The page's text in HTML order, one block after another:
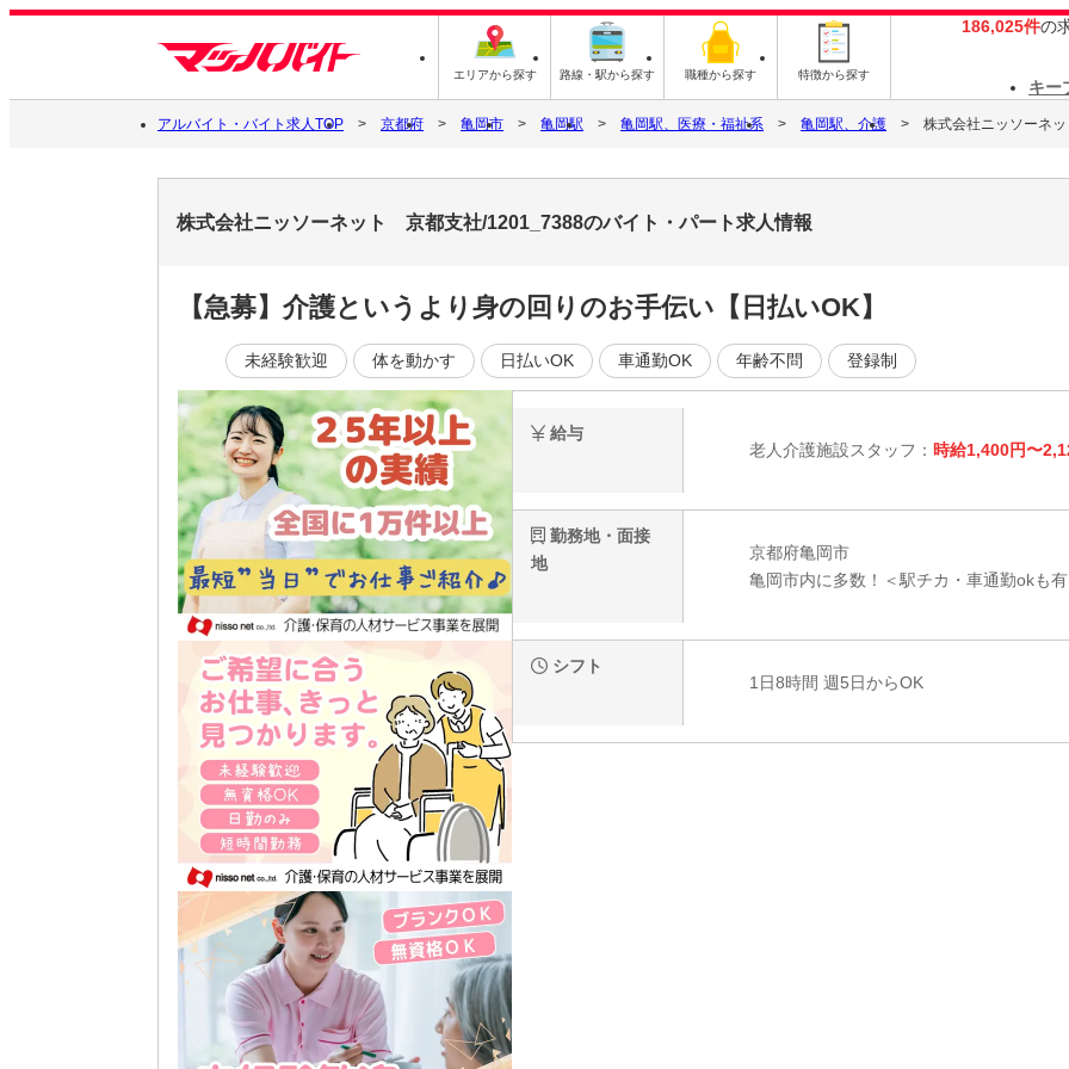
エリアから探す 路線・駅から探す 職種から探す 特徴から探す
186,025件の
キー
アルバイト・バイト求人TOP 京都府 亀岡市 亀岡駅 亀岡駅、医療・福祉系 亀岡駅、介護 株式会社ニッソーネ
株式会社ニッソーネット 京都支社/1201_7388のバイト・パート求人情報
【急募】介護というより身の回りのお手伝い【日払いOK】
未経験歓迎 体を動かす 日払いOK 車通勤OK 年齢不問 登録制
給与
老人介護施設スタッフ： 時給1,400円〜
勤務地・面接
地
京都府亀岡市
亀岡市内に多数！＜駅チカ・車通勤okも
シフト
1日8時間 週5日からOK